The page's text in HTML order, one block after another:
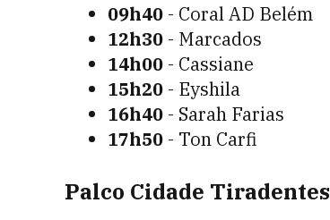
09h40 - Coral AD Belém
12h30 - Marcados
14h00 - Cassiane
15h20 - Eyshila
16h40 - Sarah Farias
17h50 - Ton Carfi
Palco Cidade Tiradentes